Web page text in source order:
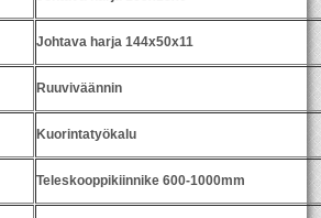
Johtava harja 144x50x11
Ruuviväännin
Kuorintatyökalu
Teleskooppikiinnike 600-1000mm